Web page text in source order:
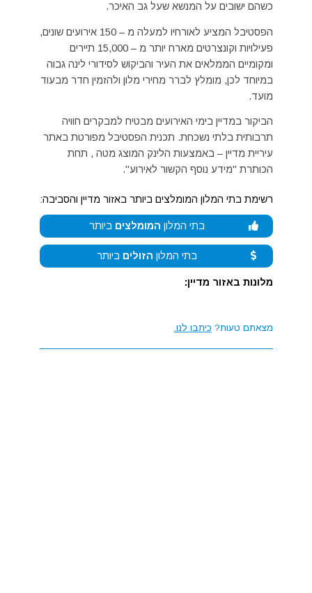
כשהם ישובים על המנשא שעל גב האיכר.
הפסטיבל המציע לאורחיו למעלה מ – 150 אירועים שונים,
פעילויות וקונצרטים מארח יותר מ – 15,000 תיירים
ומקומיים הממלאים את העיר והביקוש לסידורי לינה גבוה
במיוחד לכן, מומלץ לברר מחירי מלון ולהזמין חדר מבעוד
מועד.
הביקור במדיין בימי האירועים מבטיח למבקרים חוויה
תרבותית בלתי נשכחת. תכנית הפסטיבל מפורטת באתר
עיריית מדיין – באמצעות הלינק המוצג מטה , תחת
הכותרת "מידע נוסף הקשור לאירוע".
רשימת בתי המלון המומלצים ביותר באזור מדיין והסביבה:
בתי המלון המומלצים ביותר
בתי המלון הזולים ביותר
מלונות באזור מדיין:
מצאתם טעות? כיתבו לנו.